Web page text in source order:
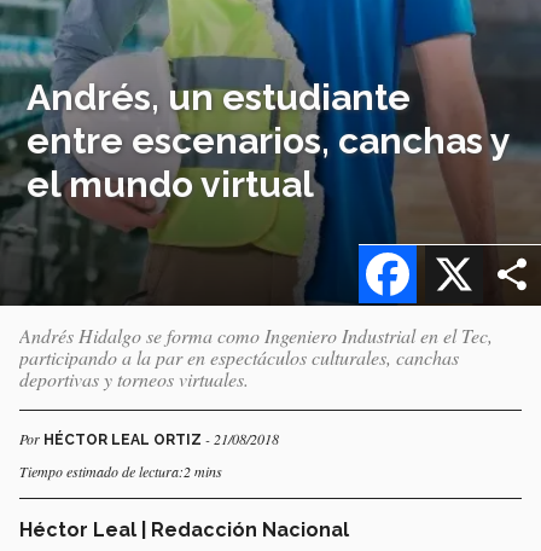
Andrés, un estudiante
entre escenarios, canchas y
el mundo virtual
X
Facebook
Andrés Hidalgo se forma como Ingeniero Industrial en el Tec,
participando a la par en espectáculos culturales, canchas
deportivas y torneos virtuales.
Por HÉCTOR LEAL ORTIZ - 21/08/2018
Tiempo estimado de lectura:2 mins
Héctor Leal | Redacción Nacional